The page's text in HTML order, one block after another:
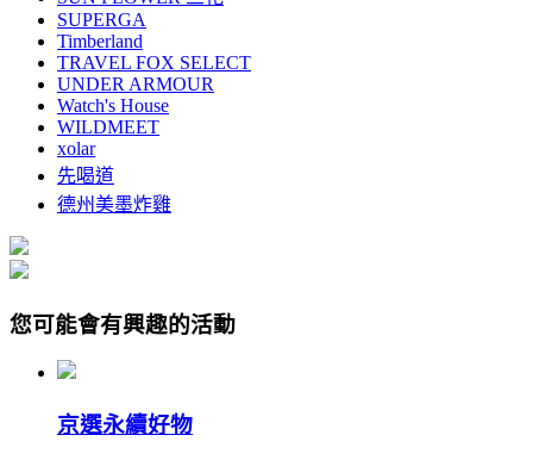
SUPERGA
Timberland
TRAVEL FOX SELECT
UNDER ARMOUR
Watch's House
WILDMEET
xolar
先喝道
德州美墨炸雞
您可能會有興趣的活動
京選永續好物